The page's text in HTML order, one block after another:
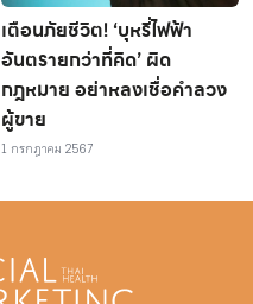
เตือนภัยชีวิต! ‘บุหรี่ไฟฟ้า
อันตรายกว่าที่คิด’ ผิด
กฎหมาย อย่าหลงเชื่อคำลวง
ผู้ขาย
1 กรกฎาคม 2567